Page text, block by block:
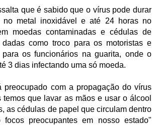
que é sabido que o vírus pode durar
no metal inoxidável e até 24 horas no
moedas contaminadas e cédulas de
como troco para os motoristas e
para os funcionários na guarita, onde o
3 dias infectando uma só moeda.
preocupado com a propagação do vírus
temos que lavar as mãos e usar o álcool
as cédulas de papel que circulam dentro
preocupantes em nosso estado"